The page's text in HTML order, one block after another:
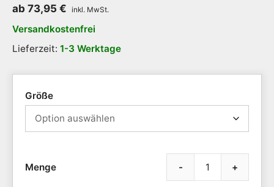
ab 73,95 €
Versandkostenfrei
Lieferzeit: 1-3 Werktage
Größe
- +